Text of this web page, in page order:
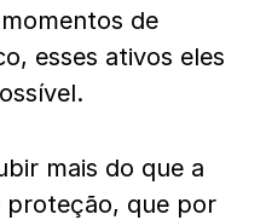
de
esses ativos eles
mais do que a
proteção, que por